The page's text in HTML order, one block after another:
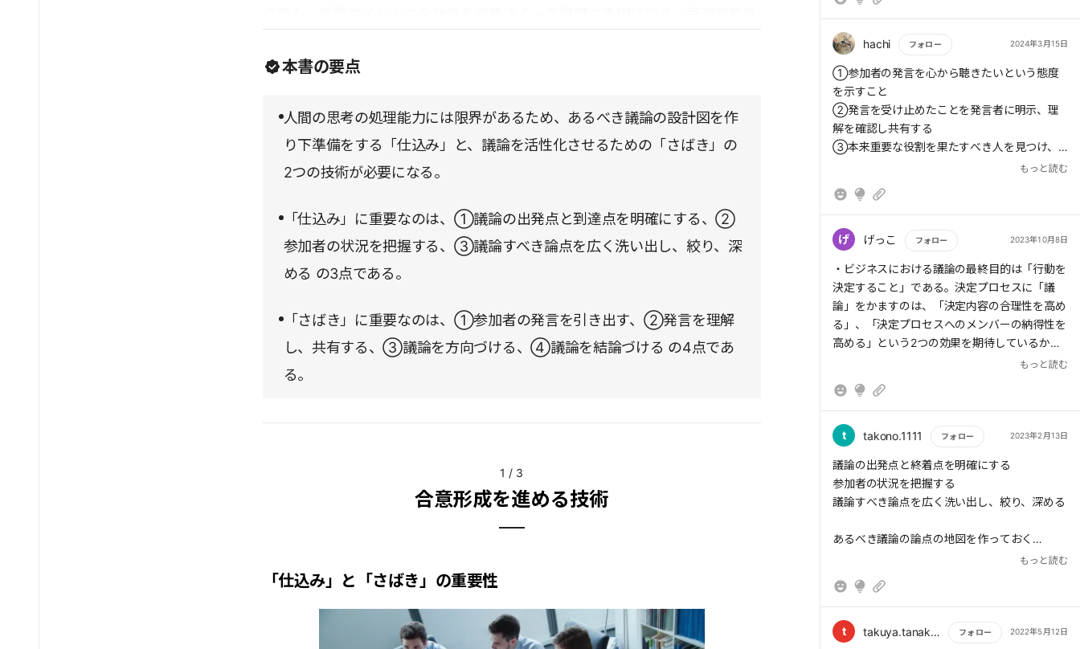
め、読者はゴールから逆算した現在地を常に把握し、効果的にファシリテーシ
ァシリテーションの真髄を学び、成長する組織をつくりたいと考えるリーダ
ー、マネジメント層には必携の書としてお薦めしたい。
本書の要点
人間の思考の処理能力には限界があるため、あるべき議論の設計図を作
り下準備をする「仕込み」と、議論を活性化させるための「さばき」の
2つの技術が必要になる。
「仕込み」に重要なのは、①議論の出発点と到達点を明確にする、②
参加者の状況を把握する、③議論すべき論点を広く洗い出し、絞り、深
める の3点である。
「さばき」に重要なのは、①参加者の発言を引き出す、②発言を理解
し、共有する、③議論を方向づける、④議論を結論づける の4点であ
る。
1 / 3
合意形成を進める技術
「仕込み」と「さばき」の重要性
「さばき」に重要なのは、①参加者の発言を
引き出す、②発言を理解し、共有する、③議
論を方向づける、④議論を結論づける の4点
である。
そもそも、ビジネスにおける議論の最終目的は
「行動を決定すること」である。決定プロセス
に「議論」をかますのは、「決定内容の合理性
を高める」、「決定プロセスへのメンバーの納
るからだ。これを念頭に、議論を適切にリード
ーは次の3つを行わなくてはいけない。
②参加者の状況を把握する
③議論すべき論点を広く洗い出し、絞り、深
める
【感想】
「さばき」というのが非常に難しいと感じるこ
とが多々あるのですが、本書ではうまく言語化
実際には自身の意見も出しながら、議事録のま
とめ、やることの明確化など、全てを担当して
いる場合もある為、本書のレベルで議論を回す
のは難しいかもしれません。
ですが、頭で理解したうえで捌こうとすること
せる事ができそうだと感じました。
hachi フォロー 2024年3月15日
もっと読む
①参加者の発言を心から聴きたいという態度
を示すこと
②発言を受け止めたことを発言者に明示、理
解を確認し共有する
③本来重要な役割を果たすべき人を見つけ、
もっと読む
げ げっこ フォロー 2023年10月8日
もっと読む
・ビジネスにおける議論の最終目的は「行動を
決定すること」である。決定プロセスに「議
論」をかますのは、「決定内容の合理性を高め
る」、「決定プロセスへのメンバーの納得性を
高める」という2つの効果を期待しているから
＜仕込み＞あるべき議論の姿を設計する
合意形成の4つのステップを意識する
と共有・合意」→「アクションの選択と合意」
→「実行プラン・コミットの確認・共有」
「この議論が終わった時点で、参加者と自分が
なりこの話を初めて参加者に違和感はないか」
の2つの問いを何度も自問するとよい。
・議論のテーマに対しての「認識レベル」、テ
ーマへの「意見・態度」を観察してから、「参
もっと読む
t takono.1111 フォロー 2023年2月13日
もっと読む
議論の出発点と終着点を明確にする
参加者の状況を把握する
議論すべき論点を広く洗い出し、絞り、深める
あるべき議論の論点の地図を作っておく
発言を理解し、共有する
議論を結論づける
もっと読む
t takuya.tanaka1976 フォロー 2022年5月12日